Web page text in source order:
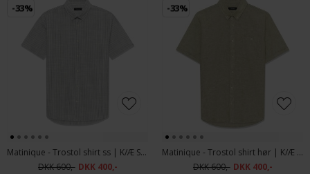
-33%
Matinique - Trostol shirt ss | K/Æ Skjorte Dark Navy
DKK 600,- DKK 400,-
-33%
Matinique - Trostol shirt hør | K/Æ Hørskjorte Capulet Olive
DKK 600,- DKK 400,-